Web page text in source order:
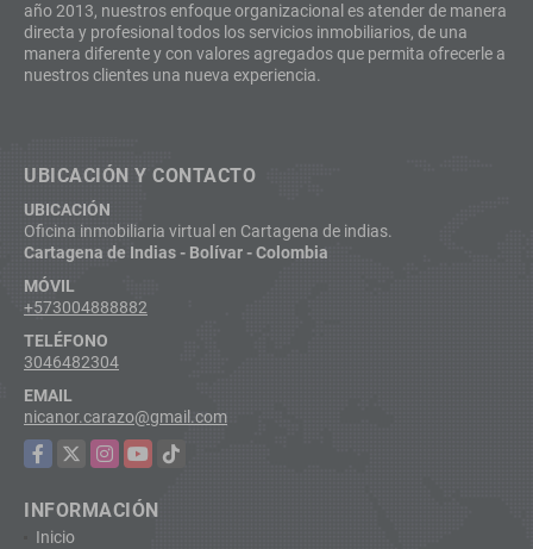
año 2013, nuestros enfoque organizacional es atender de manera
directa y profesional todos los servicios inmobiliarios, de una
manera diferente y con valores agregados que permita ofrecerle a
nuestros clientes una nueva experiencia.
UBICACIÓN Y CONTACTO
UBICACIÓN
Oficina inmobiliaria virtual en Cartagena de indias.
Cartagena de Indias - Bolívar - Colombia
MÓVIL
+573004888882
TELÉFONO
3046482304
EMAIL
nicanor.carazo@gmail.com
Facebook
X Instagram
YouTubeTikTok
INFORMACIÓN
Inicio